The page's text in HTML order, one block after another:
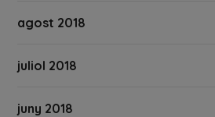
agost 2018
juliol 2018
juny 2018